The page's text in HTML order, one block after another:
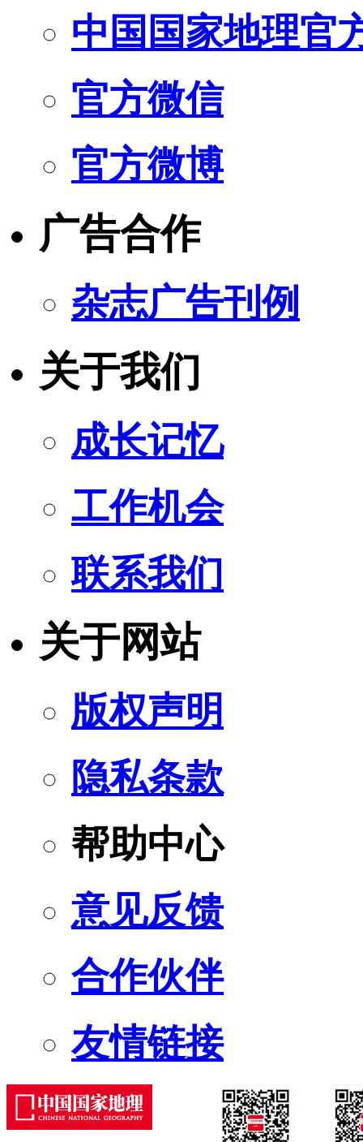
中国国家地理官
官方微信
官方微博
广告合作
杂志广告刊例
关于我们
成长记忆
工作机会
联系我们
关于网站
版权声明
隐私条款
帮助中心
意见反馈
合作伙伴
友情链接